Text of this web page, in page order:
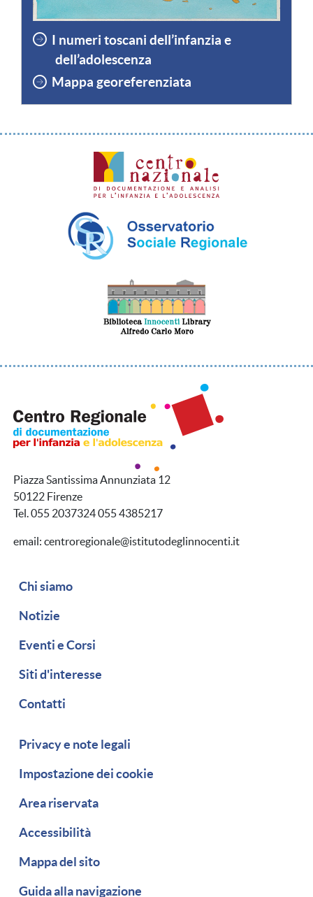
I numeri toscani dell’infanzia e
dell’adolescenza
Mappa georeferenziata
Piazza Santissima Annunziata 12
50122 Firenze
Tel. 055 2037324 055 4385217
email: centroregionale@istitutodeglinnocenti.it
Navigazione secondaria
Chi siamo
Notizie
Eventi e Corsi
Siti d'interesse
Contatti
Piè di pagina
Privacy e note legali
Impostazione dei cookie
Area riservata
Accessibilità
Mappa del sito
Guida alla navigazione